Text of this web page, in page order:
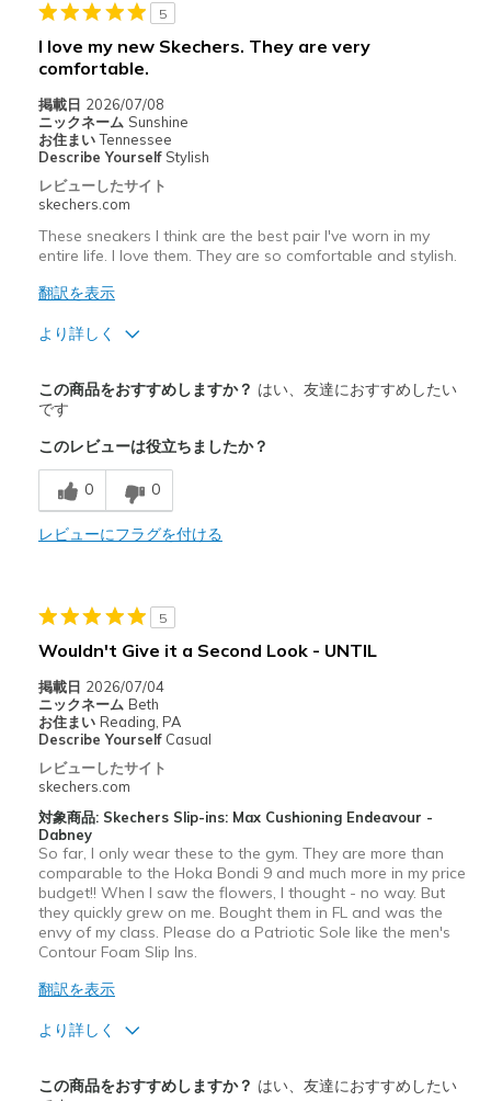
5
I love my new Skechers. They are very
comfortable.
掲載日 2026/07/08
ニックネーム Sunshine
お住まい Tennessee
Describe Yourself Stylish
レビューしたサイト
skechers.com
These sneakers I think are the best pair I've worn in my
entire life. I love them. They are so comfortable and stylish.
翻訳を表示
より詳しく
Attractive Design
Breathe Well
Comfortable
Durable
以下に最適
Casual Wear
Going Out
Travel
Width
Sizing
Feels true to size
View On Shoes
この商品をおすすめしますか？ はい、友達におすすめしたい
です
このレビューは役立ちましたか？
0 0
レビューにフラグを付ける
5
Wouldn't Give it a Second Look - UNTIL
掲載日 2026/07/04
ニックネーム Beth
お住まい Reading, PA
Describe Yourself Casual
レビューしたサイト
skechers.com
対象商品: Skechers Slip-ins: Max Cushioning Endeavour -
Dabney
So far, I only wear these to the gym. They are more than
comparable to the Hoka Bondi 9 and much more in my price
budget!! When I saw the flowers, I thought - no way. But
they quickly grew on me. Bought them in FL and was the
envy of my class. Please do a Patriotic Sole like the men's
Contour Foam Slip Ins.
翻訳を表示
より詳しく
この商品をおすすめしますか？ はい、友達におすすめしたい